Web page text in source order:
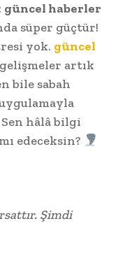
güncel haberler
süper güçtür!
yok. güncel
artık
bile sabah
hâlâ bilgi
edeceksin?
Şimdi